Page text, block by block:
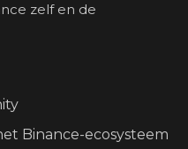
zelf en de
Binance-ecosysteem